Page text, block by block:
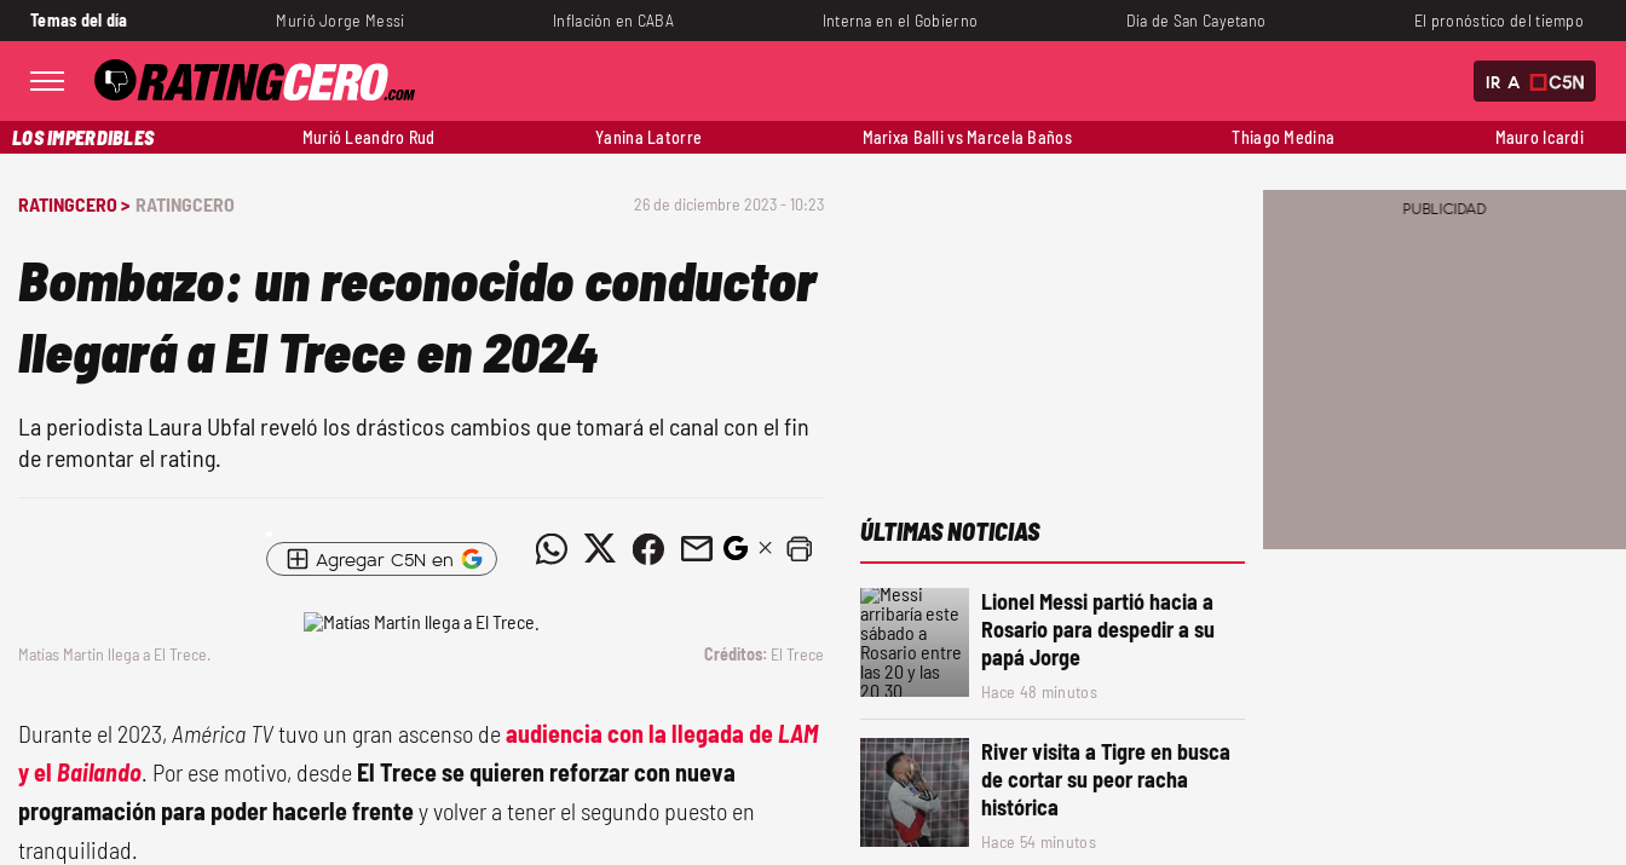
Temas del día Murió Jorge Messi Inflación en CABA Interna en el Gobierno Día de San Cayetano El pronóstico del tiempo
IR A
LOS IMPERDIBLES Murió Leandro Rud Yanina Latorre Marixa Balli vs Marcela Baños Thiago Medina Mauro Icardi
RATINGCERO > RATINGCERO 26 de diciembre 2023 - 10:23
Bombazo: un reconocido conductor
llegará a El Trece en 2024
La periodista Laura Ubfal reveló los drásticos cambios que tomará el canal con el fin
de remontar el rating.
Agregar C5N en
Matías Martin llega a El Trece. El Trece
Durante el 2023, América TVtuvo un gran ascenso deaudiencia con la llegada deLAM
y el Bailando. Por ese motivo, desde El Trece se quieren reforzar con nueva
programación para poder hacerle frentey volver a tener el segundo puesto en
tranquilidad.
ÚLTIMAS NOTICIAS
Lionel Messi partió hacia a
Rosario para despedir a su
papá Jorge
Hace 48 minutos
River visita a Tigre en busca
de cortar su peor racha
histórica
Hace 54 minutos